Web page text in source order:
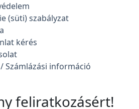
(süti) szabályzat
kérés
/ Számlázási információ
feliratkozásért!